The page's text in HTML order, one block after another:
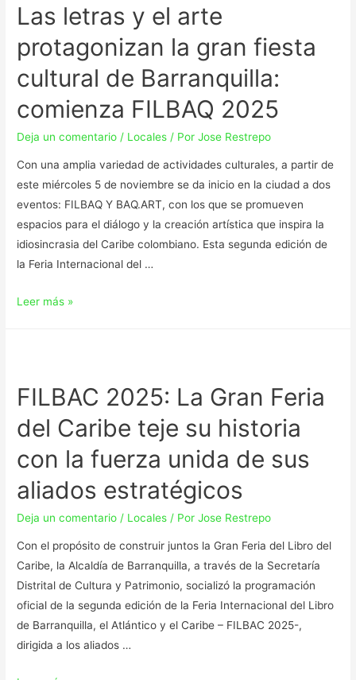
Las letras y el arte
protagonizan la gran fiesta
cultural de Barranquilla:
comienza FILBAQ 2025
Deja un comentario / Locales / PorJose Restrepo
Con una amplia variedad de actividades culturales, a partir de
este miércoles 5 de noviembre se da inicio en la ciudad a dos
eventos: FILBAQ Y BAQ.ART, con los que se promueven
espacios para el diálogo y la creación artística que inspira la
idiosincrasia del Caribe colombiano. Esta segunda edición de
la Feria Internacional del …
Leer más »
FILBAC 2025: La Gran Feria
del Caribe teje su historia
con la fuerza unida de sus
aliados estratégicos
Deja un comentario / Locales / PorJose Restrepo
Con el propósito de construir juntos la Gran Feria del Libro del
Caribe, la Alcaldía de Barranquilla, a través de la Secretaría
Distrital de Cultura y Patrimonio, socializó la programación
oficial de la segunda edición de la Feria Internacional del Libro
de Barranquilla, el Atlántico y el Caribe – FILBAC 2025-,
dirigida a los aliados …